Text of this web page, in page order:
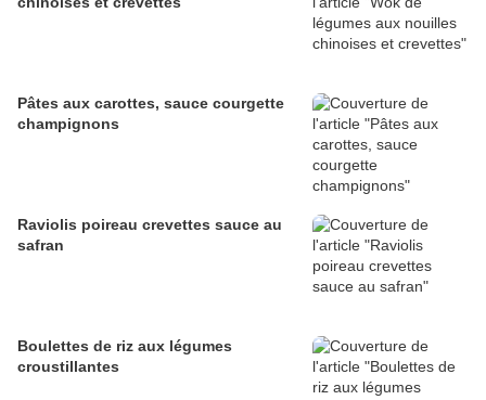
Pâtes aux carottes, sauce courgette
champignons
Raviolis poireau crevettes sauce au
safran
Boulettes de riz aux légumes
croustillantes